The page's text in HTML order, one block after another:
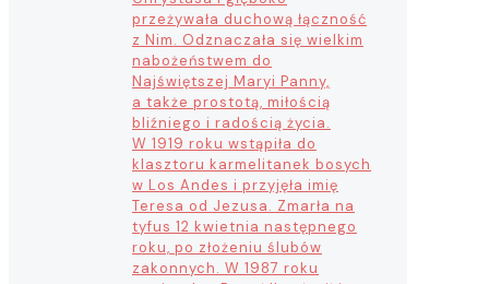
przeżywała duchową łączność
z Nim. Odznaczała się wielkim
nabożeństwem do
Najświętszej Maryi Panny,
a także prostotą, miłością
bliźniego i radością życia.
W 1919 roku wstąpiła do
klasztoru karmelitanek bosych
w Los Andes i przyjęła imię
Teresa od Jezusa. Zmarła na
tyfus 12 kwietnia następnego
roku, po złożeniu ślubów
zakonnych. W 1987 roku